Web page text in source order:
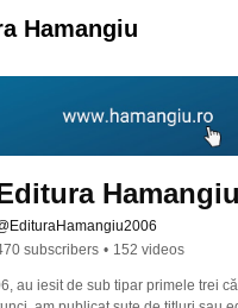
Hamangiu
Hamangiu
subscribers • 152 videos
au iesit de sub tipar primele trei